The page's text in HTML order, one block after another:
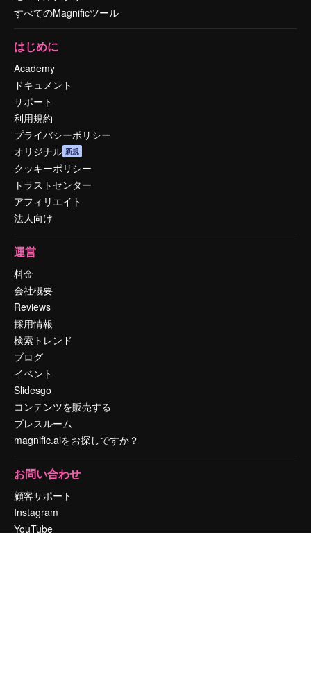
すべてのMagnificツール
はじめに
Academy
ドキュメント
サポート
利用規約
プライバシーポリシー
オリジナル 新規
クッキーポリシー
トラストセンター
アフィリエイト
法人向け
運営
料金
会社概要
Reviews
採用情報
検索トレンド
ブログ
イベント
Slidesgo
コンテンツを販売する
プレスルーム
magnific.aiをお探しですか？
お問い合わせ
顧客サポート
Instagram
YouTube